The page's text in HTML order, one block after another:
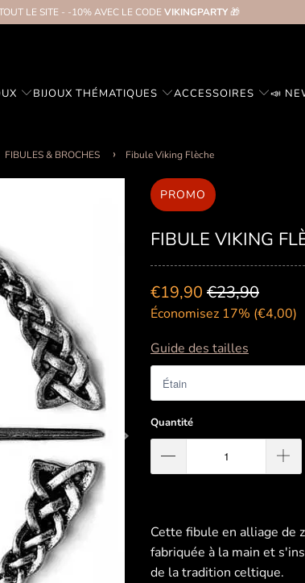
LE SITE - -10% AVEC LE CODEVIKINGPARTY🎁
BIJOUX THÉMATIQUES ACCESSOIRES 📣
FIBULES & BROCHES Fibule Viking Flèche
PROMO
FIBULE VIKING
€19,90 €23,90
Économisez 17% (€4,00)
Guide des tailles
Quantité
Cette fibule en alliage de
fabriquée à la main et
de la tradition celtique.